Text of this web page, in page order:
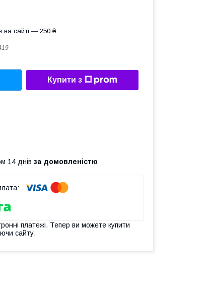
на сайті — 250 ₴
Купити з
14 днів за домовленістю
платежі. Тепер ви можете купити
сайту.